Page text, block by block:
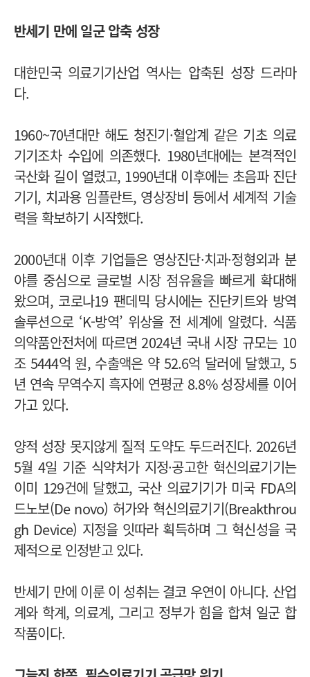
반세기 만에 일군 압축 성장
대한민국 의료기기산업 역사는 압축된 성장 드라마
다.
1960~70년대만 해도 청진기·혈압계 같은 기초 의료
기기조차 수입에 의존했다. 1980년대에는 본격적인
국산화 길이 열렸고, 1990년대 이후에는 초음파 진단
기기, 치과용 임플란트, 영상장비 등에서 세계적 기술
력을 확보하기 시작했다.
2000년대 이후 기업들은 영상진단·치과·정형외과 분
야를 중심으로 글로벌 시장 점유율을 빠르게 확대해
왔으며, 코로나19 팬데믹 당시에는 진단키트와 방역
솔루션으로 ‘K-방역’ 위상을 전 세계에 알렸다. 식품
의약품안전처에 따르면 2024년 국내 시장 규모는 10
조 5444억 원, 수출액은 약 52.6억 달러에 달했고, 5
년 연속 무역수지 흑자에 연평균 8.8% 성장세를 이어
가고 있다.
양적 성장 못지않게 질적 도약도 두드러진다. 2026년
5월 4일 기준 식약처가 지정·공고한 혁신의료기기는
이미 129건에 달했고, 국산 의료기기가 미국 FDA의
드노보(De novo) 허가와 혁신의료기기(Breakthrou
gh Device) 지정을 잇따라 획득하며 그 혁신성을 국
제적으로 인정받고 있다.
반세기 만에 이룬 이 성취는 결코 우연이 아니다. 산업
계와 학계, 의료계, 그리고 정부가 힘을 합쳐 일군 합
작품이다.